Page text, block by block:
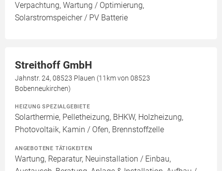
Verpachtung, Wartung / Optimierung,
Solarstromspeicher / PV Batterie
Streithoff GmbH
Jahnstr. 24, 08523 Plauen (11km von 08523
Bobenneukirchen)
HEIZUNG SPEZIALGEBIETE
Solarthermie, Pelletheizung, BHKW, Holzheizung,
Photovoltaik, Kamin / Ofen, Brennstoffzelle
ANGEBOTENE TÄTIGKEITEN
Wartung, Reparatur, Neuinstallation / Einbau,